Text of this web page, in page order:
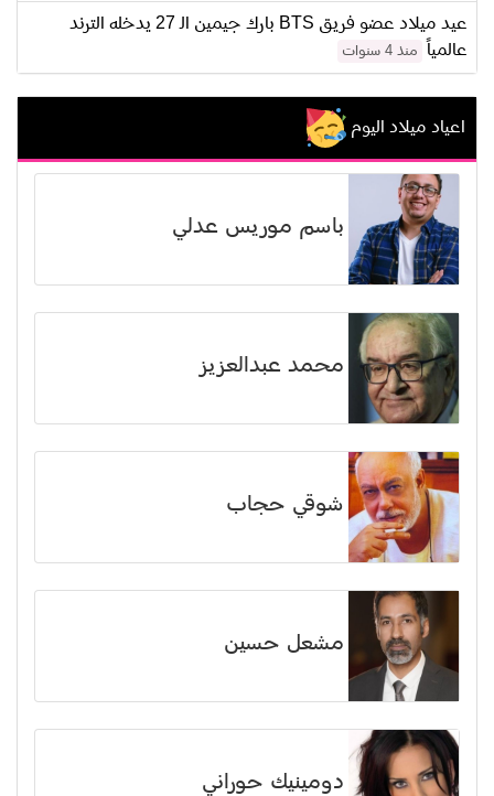
عيد ميلاد عضو فريق BTS بارك جيمين الـ 27 يدخله الترند
عالمياً
منذ 4 سنوات
اعياد ميلاد اليوم
باسم موريس عدلي
محمد عبدالعزيز
شوقي حجاب
مشعل حسين
دومينيك حوراني